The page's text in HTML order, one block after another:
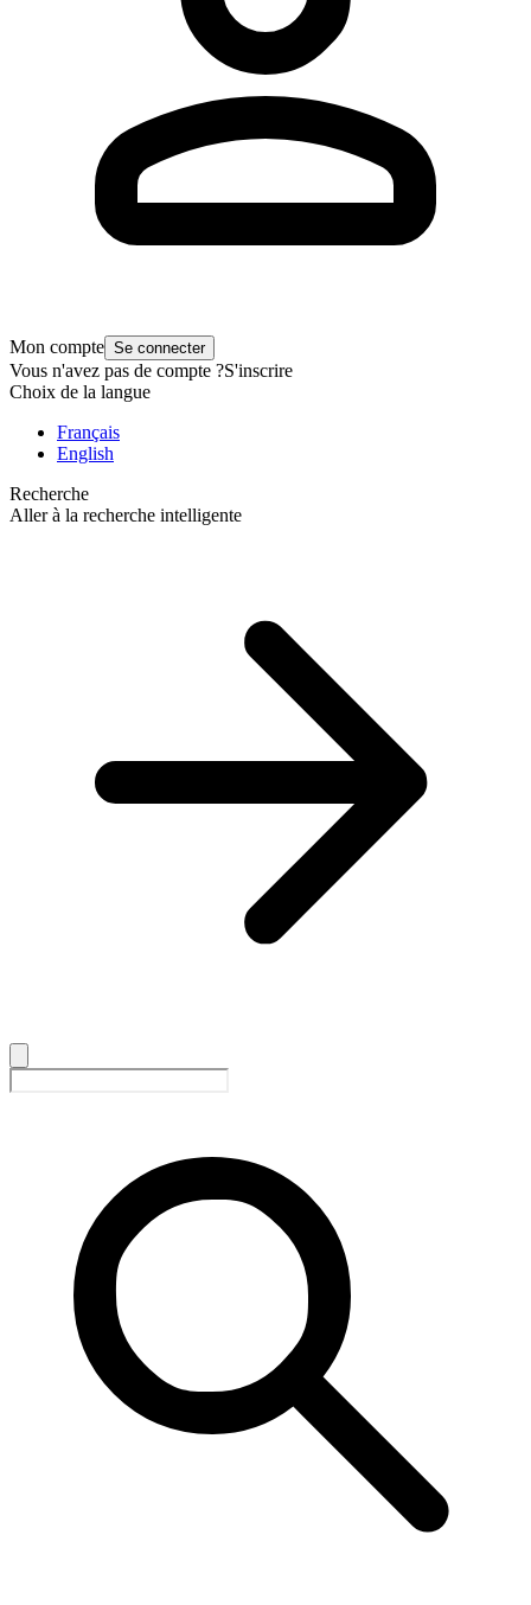
Mon compte Se connecter
Vous n'avez pas de compte ?S'inscrire
Choix de la langue
Français
English
Recherche
Aller à la recherche intelligente